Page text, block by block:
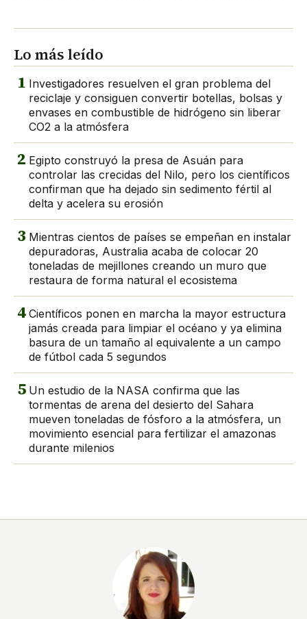
Lo más leído
1 Investigadores resuelven el gran problema del
reciclaje y consiguen convertir botellas, bolsas y
envases en combustible de hidrógeno sin liberar
CO2 a la atmósfera
2 Egipto construyó la presa de Asuán para
controlar las crecidas del Nilo, pero los científicos
confirman que ha dejado sin sedimento fértil al
delta y acelera su erosión
3 Mientras cientos de países se empeñan en instalar
depuradoras, Australia acaba de colocar 20
toneladas de mejillones creando un muro que
restaura de forma natural el ecosistema
4 Científicos ponen en marcha la mayor estructura
jamás creada para limpiar el océano y ya elimina
basura de un tamaño al equivalente a un campo
de fútbol cada 5 segundos
5 Un estudio de la NASA confirma que las
tormentas de arena del desierto del Sahara
mueven toneladas de fósforo a la atmósfera, un
movimiento esencial para fertilizar el amazonas
durante milenios